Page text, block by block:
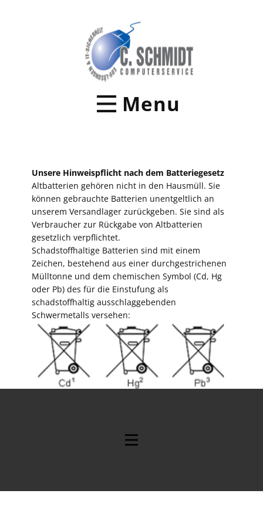
Menu
Unsere Hinweispflicht nach dem Batteriegesetz
Altbatterien gehören nicht in den Hausmüll. Sie
können gebrauchte Batterien unentgeltlich an
unserem Versandlager zurückgeben. Sie sind als
Verbraucher zur Rückgabe von Altbatterien
gesetzlich verpflichtet.
Schadstoffhaltige Batterien sind mit einem
Zeichen, bestehend aus einer durchgestrichenen
Mülltonne und dem chemischen Symbol (Cd, Hg
oder Pb) des für die Einstufung als
schadstoffhaltig ausschlaggebenden
Schwermetalls versehen: